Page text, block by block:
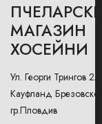
ПЧЕЛАРСКИ
МАГАЗИН
ХОСЕЙНИ
Ул. Георги Трингов 2А
Кауфланд Брезовско
гр.Пловдив